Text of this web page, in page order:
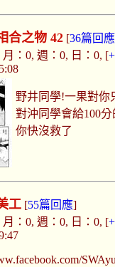
合之物 42[36篇回應
：0, 週：0, 日：0, [
野井同學!一果對你
對沖同學會給100
你快沒救了
工[55篇回應]
：0, 週：0, 日：0, [